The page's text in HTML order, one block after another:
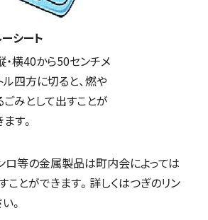
シート
横40から50センチメ
ル四方に切ると、燃や
ごみとして出すことが
す。
等の金属製品は町内会によっては
とができます。詳しくはつぎのリン
。